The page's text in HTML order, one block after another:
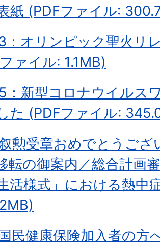
紙 (PDFファイル:
：オリンピック聖火リ
ァイル: 1.1MB)
：新型コロナウイルス
た (PDFファイル:
勲受章おめでとうござ
転の御案内／総合計画
活様式」における熱中
民健康保険加入者の方